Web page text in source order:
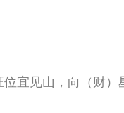
宜见山，向（财